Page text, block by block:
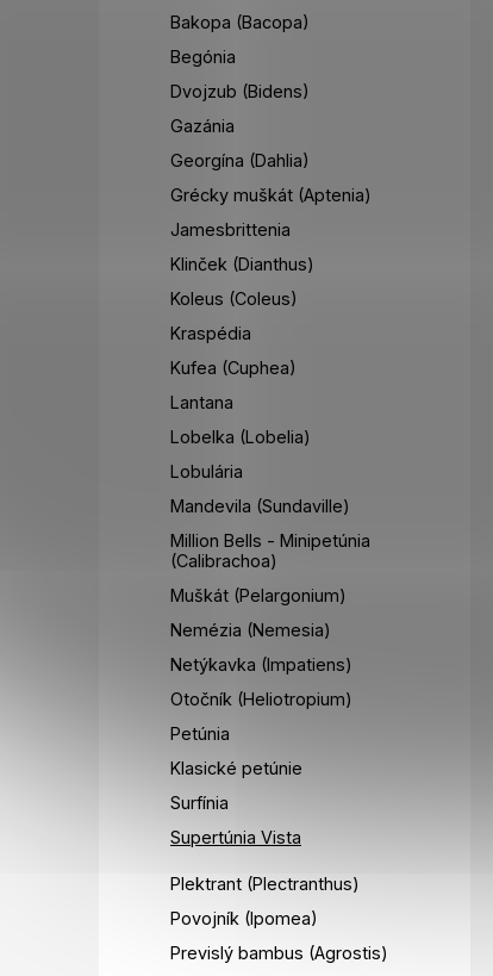
Bakopa (Bacopa)
Begónia
Dvojzub (Bidens)
Gazánia
Georgína (Dahlia)
Grécky muškát (Aptenia)
Jamesbrittenia
Klinček (Dianthus)
Koleus (Coleus)
Kraspédia
Kufea (Cuphea)
Lantana
Lobelka (Lobelia)
Lobulária
Mandevila (Sundaville)
Million Bells - Minipetúnia
(Calibrachoa)
Muškát (Pelargonium)
Nemézia (Nemesia)
Netýkavka (Impatiens)
Otočník (Heliotropium)
Petúnia
Klasické petúnie
Surfínia
Supertúnia Vista
Plektrant (Plectranthus)
Povojník (Ipomea)
Previslý bambus (Agrostis)